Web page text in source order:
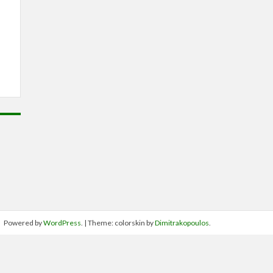
Powered byWordPress. | Theme: colorskin byDimitrakopoulos.